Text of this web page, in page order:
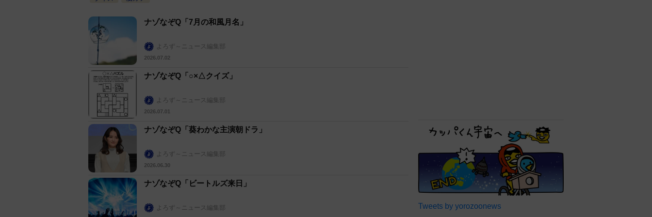
ナゾなぞQ「7月の和風月名」
よろず～ニュース編集部
2026.07.02
ナゾなぞQ「○×△クイズ」
よろず～ニュース編集部
2026.07.01
ナゾなぞQ「葵わかな主演朝ドラ」
よろず～ニュース編集部
2026.06.30
ナゾなぞQ「ビートルズ来日」
よろず～ニュース編集部 Tweets by yorozoonews